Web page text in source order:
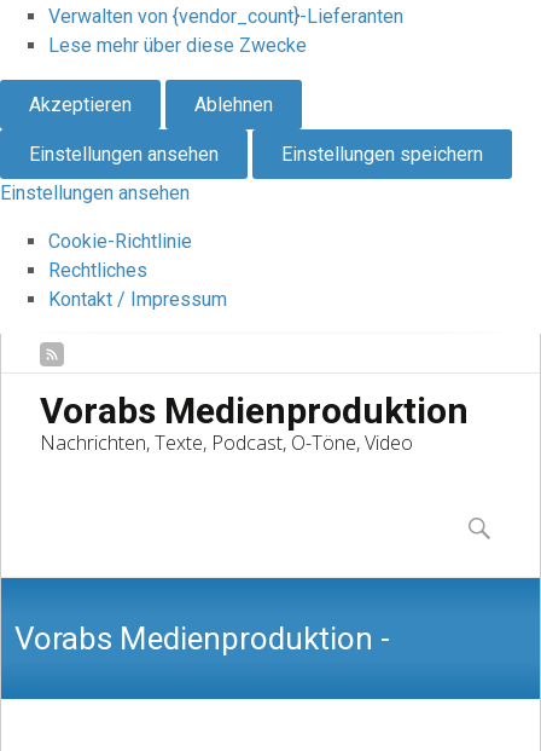
Verwalten von {vendor_count}-Lieferanten
Lese mehr über diese Zwecke
Akzeptieren Ablehnen
Einstellungen ansehen
Einstellungen speichern
Einstellungen ansehen
Cookie-Richtlinie
Rechtliches
Kontakt / Impressum
Vorabs Medienproduktion
Nachrichten, Texte, Podcast, O-Töne, Video
content
Suchen
nach:
Vorabs Medienproduktion -